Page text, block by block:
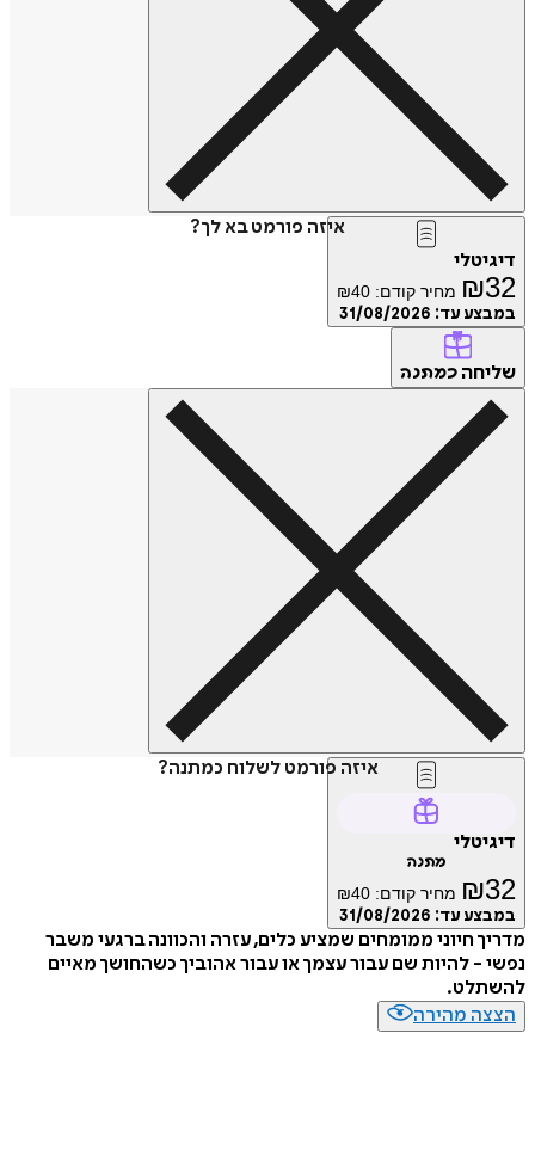
איזה פורמט בא לך?
דיגיטלי
₪32 מחיר קודם: ₪40
במבצע עד: 31/08/2026
שליחה כמתנה
איזה פורמט לשלוח כמתנה?
דיגיטלי
מתנה
₪32 מחיר קודם: ₪40
במבצע עד: 31/08/2026
מדריך חיוני ממומחים שמציע כלים, עזרה והכוונה ברגעי משבר
נפשי - להיות שם עבור עצמך או עבור אהוביך כשהחושך מאיים
להשתלט.
הצצה מהירה